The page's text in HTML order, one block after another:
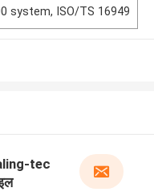
system, ISO/TS 16949
tec